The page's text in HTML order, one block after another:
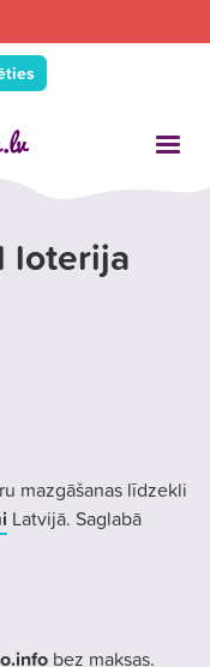
loterija
mazgāšanas līdzekli
Latvijā. Saglabā
bez maksas.